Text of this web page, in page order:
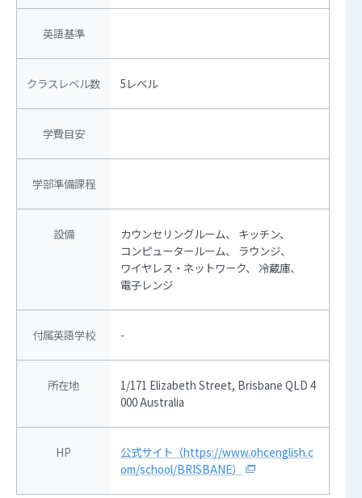
英語基準
クラスレベル数 5レベル
学費目安
学部準備課程
設備 カウンセリングルーム
キッチン
コンピュータールーム
ラウンジ
ワイヤレス・ネットワーク
冷蔵庫
電子レンジ
付属英語学校 -
所在地
1/171 Elizabeth Street, Brisbane QLD 4
000 Australia
HP
公式サイト（https://www.ohcenglish.c
om/school/BRISBANE）